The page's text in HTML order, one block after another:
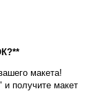
макета!
получите макет